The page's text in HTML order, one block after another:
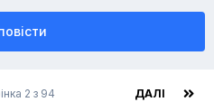
ДАЛІ
2 з 94